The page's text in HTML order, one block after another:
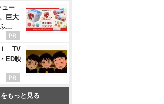
ュー
巨大
…
！ TV
ED映
もっと見る